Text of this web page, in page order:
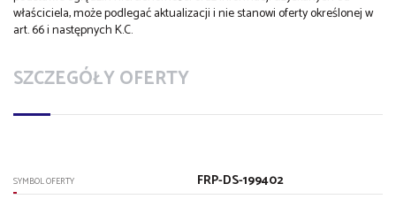
właściciela, może podlegać aktualizacji i nie stanowi oferty określonej w
art. 66 i następnych K.C.
SZCZEGÓŁY OFERTY
SYMBOL OFERTY FRP-DS-199402